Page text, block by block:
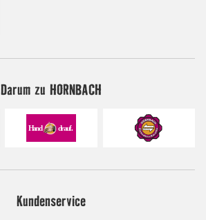
Darum zu HORNBACH
Kundenservice